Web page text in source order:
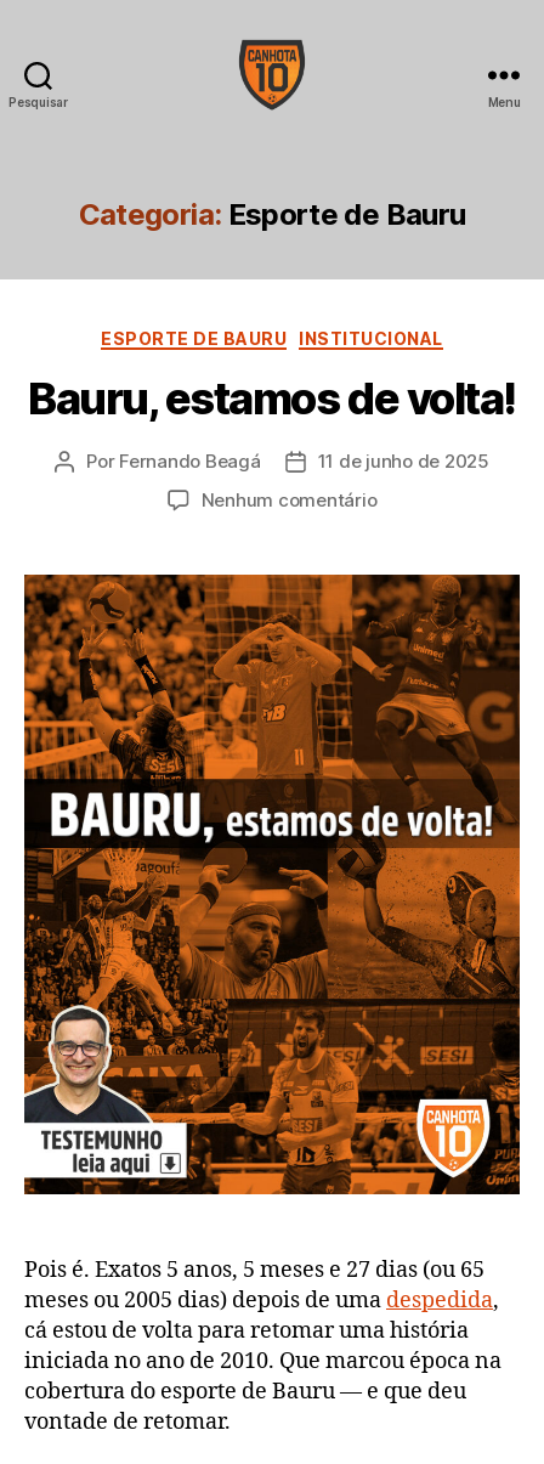
Pesquisar Menu
Categoria: Esporte de Bauru
Categorias
ESPORTE DE BAURU INSTITUCIONAL
Bauru, estamos de volta!
Autor
Por Fernando Beagá
Data11 de junho de 2025
Nenhum comentárioem
de
volta!
Pois é. Exatos 5 anos, 5 meses e 27 dias (ou 65
meses ou 2005 dias) depois de uma despedida,
cá estou de volta para retomar uma história
iniciada no ano de 2010. Que marcou época na
cobertura do esporte de Bauru — e que deu
vontade de retomar.